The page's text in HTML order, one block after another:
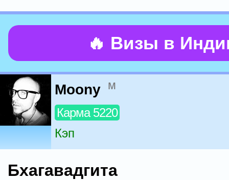
🔥 Визы в
Moony м
Карма 5220
Кэп
Бхагавадгита